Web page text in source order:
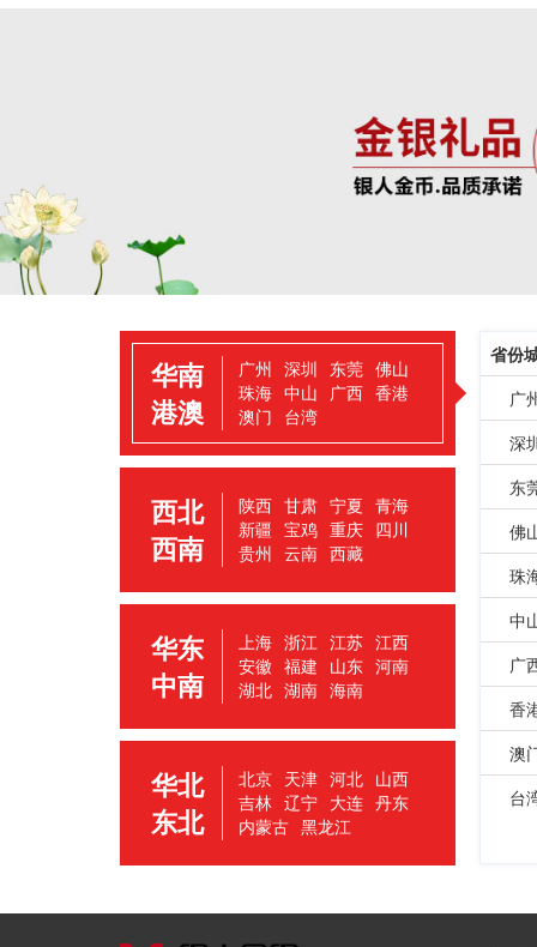
华南
港澳
广州 深圳 东莞 佛山
珠海 中山 广西 香港
澳门 台湾
西北
西南
陕西 甘肃 宁夏 青海
新疆 宝鸡 重庆 四川
贵州 云南 西藏
华东
中南
上海 浙江 江苏 江西
安徽 福建 山东 河南
湖北 湖南 海南
华北
东北
北京 天津 河北 山西
吉林 辽宁 大连 丹东
内蒙古 黑龙江
省份
广
深
东
佛
珠
中
广
香
澳
台